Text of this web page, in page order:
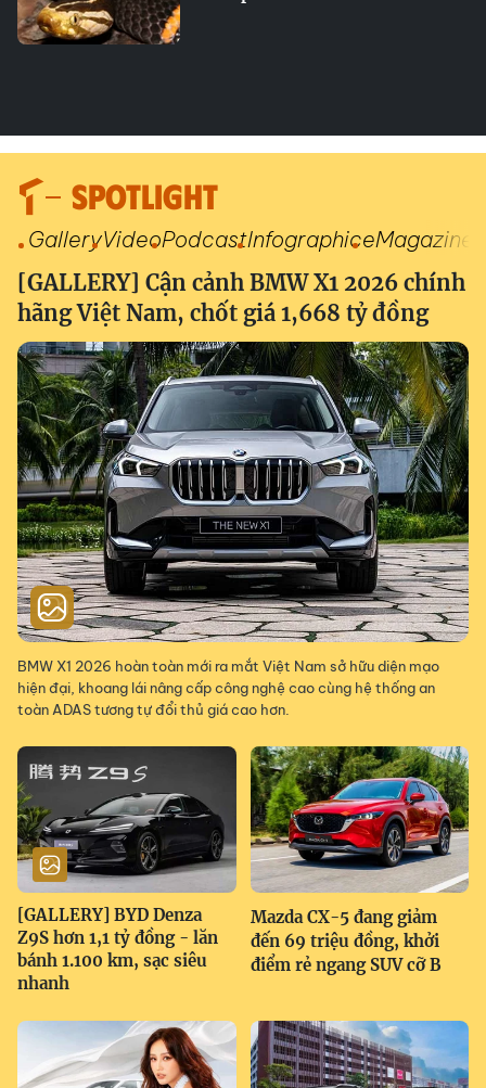
SPOTLIGHT
GalleryVideoPodcastInfographiceMagazine
[GALLERY] Cận cảnh BMW X1 2026 chính
hãng Việt Nam, chốt giá 1,668 tỷ đồng
BMW X1 2026 hoàn toàn mới ra mắt Việt Nam sở hữu diện mạo
hiện đại, khoang lái nâng cấp công nghệ cao cùng hệ thống an
toàn ADAS tương tự đổi thủ giá cao hơn.
[GALLERY] BYD Denza
Z9S hơn 1,1 tỷ đồng - lăn
bánh 1.100 km, sạc siêu
nhanh
Mazda CX-5 đang giảm
đến 69 triệu đồng, khởi
điểm rẻ ngang SUV cỡ B